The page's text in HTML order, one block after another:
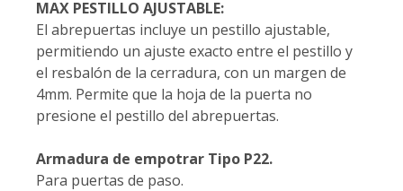
MAX PESTILLO AJUSTABLE:
El abrepuertas incluye un pestillo ajustable,
permitiendo un ajuste exacto entre el pestillo y
el resbalón de la cerradura, con un margen de
4mm. Permite que la hoja de la puerta no
presione el pestillo del abrepuertas.
Armadura de empotrar Tipo P22.
Para puertas de paso.